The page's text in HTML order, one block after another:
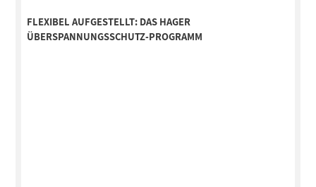
FLEXIBEL AUFGESTELLT: DAS HAGER
ÜBERSPANNUNGSSCHUTZ-PROGRAMM